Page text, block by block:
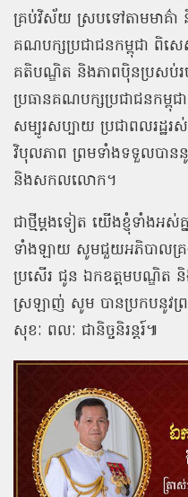
គ្រប់វិស័យ ស្របទៅតាមមាគ៌ា
គណបក្សប្រជាជនកម្ពុជា ពិស
គតិបណ្ឌិត និងភាពប៉ិនប្រសប់
ប្រធានគណបក្សប្រជាជនកម្ពុជ
សម្បូរសប្បាយ ប្រជាពលរដ្
វិបុលភាព ព្រមទាំងទទួលបាន
និងសកលលោក។
ជាថ្មីម្តងទៀត យើងខ្ញុំទាំងអ
ទាំងឡាយ សូមជួយអភិបាលគ្រង
ប្រសើរ ជូន ឯកឧត្តមបណ្ឌិត
ស្រឡាញ់ សូម បានប្រកបនូវព្រ
សុខៈ ពលៈ ជានិច្ចនិរន្តរ៍៕